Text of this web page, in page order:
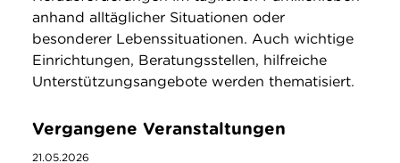
anhand alltäglicher Situationen oder
besonderer Lebenssituationen. Auch wichtige
Einrichtungen, Beratungsstellen, hilfreiche
Unterstützungsangebote werden thematisiert.
Vergangene Veranstaltungen
21.05.2026